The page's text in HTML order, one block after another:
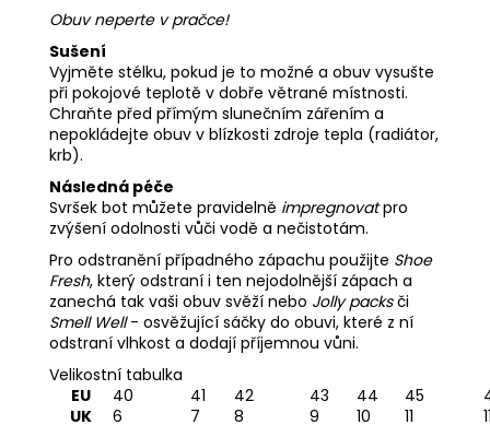
Obuv neperte v pračce!
Sušení
Vyjměte stélku, pokud je to možné a obuv vysušte
při pokojové teplotě v dobře větrané místnosti.
Chraňte před přímým slunečním zářením a
nepokládejte obuv v blízkosti zdroje tepla (radiátor,
krb).
Následná péče
Svršek bot můžete pravidelně impregnovatpro
zvýšení odolnosti vůči vodě a nečistotám.
Pro odstranění případného zápachu použijte Shoe
Fresh, který odstraní i ten nejodolnější zápach a
zanechá tak vaši obuv svěží nebo Jolly packs či
Smell Well- osvěžující sáčky do obuvi, které z ní
odstraní vlhkost a dodají příjemnou vůni.
Velikostní tabulka
EU
40 41 42 43 44 45
UK
6 7 8 9 10 11